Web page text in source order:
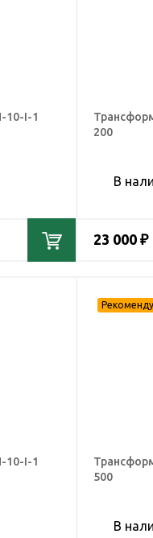
10-I-1
200
В
23 000 ₽
10-I-1
500
В